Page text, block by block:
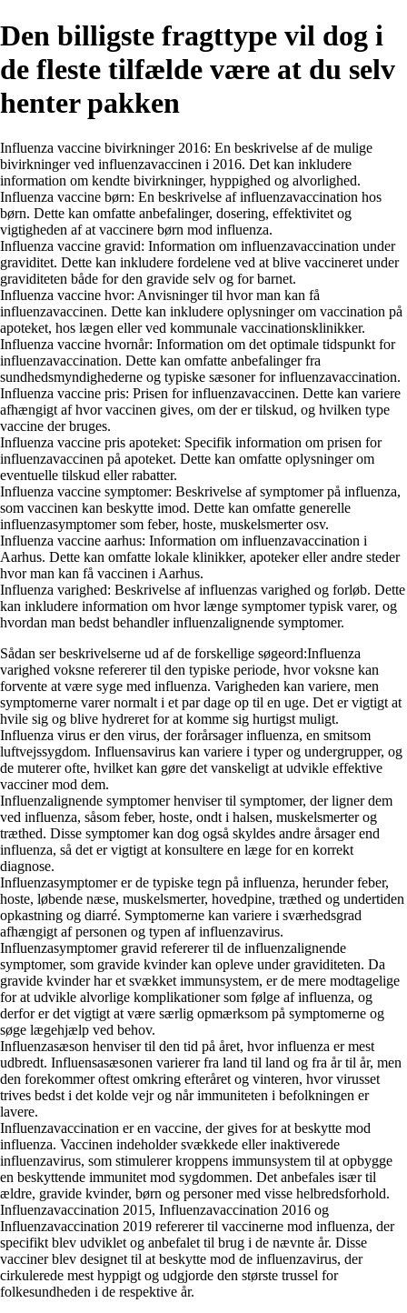
Den billigste fragttype vil dog i
de fleste tilfælde være at du selv
henter pakken
Influenza vaccine bivirkninger 2016: En beskrivelse af de mulige
bivirkninger ved influenzavaccinen i 2016. Det kan inkludere
information om kendte bivirkninger, hyppighed og alvorlighed.
Influenza vaccine børn: En beskrivelse af influenzavaccination hos
børn. Dette kan omfatte anbefalinger, dosering, effektivitet og
vigtigheden af at vaccinere børn mod influenza.
Influenza vaccine gravid: Information om influenzavaccination under
graviditet. Dette kan inkludere fordelene ved at blive vaccineret under
graviditeten både for den gravide selv og for barnet.
Influenza vaccine hvor: Anvisninger til hvor man kan få
influenzavaccinen. Dette kan inkludere oplysninger om vaccination på
apoteket, hos lægen eller ved kommunale vaccinationsklinikker.
Influenza vaccine hvornår: Information om det optimale tidspunkt for
influenzavaccination. Dette kan omfatte anbefalinger fra
sundhedsmyndighederne og typiske sæsoner for influenzavaccination.
Influenza vaccine pris: Prisen for influenzavaccinen. Dette kan variere
afhængigt af hvor vaccinen gives, om der er tilskud, og hvilken type
vaccine der bruges.
Influenza vaccine pris apoteket: Specifik information om prisen for
influenzavaccinen på apoteket. Dette kan omfatte oplysninger om
eventuelle tilskud eller rabatter.
Influenza vaccine symptomer: Beskrivelse af symptomer på influenza,
som vaccinen kan beskytte imod. Dette kan omfatte generelle
influenzasymptomer som feber, hoste, muskelsmerter osv.
Influenza vaccine aarhus: Information om influenzavaccination i
Aarhus. Dette kan omfatte lokale klinikker, apoteker eller andre steder
hvor man kan få vaccinen i Aarhus.
Influenza varighed: Beskrivelse af influenzas varighed og forløb. Dette
kan inkludere information om hvor længe symptomer typisk varer, og
hvordan man bedst behandler influenzalignende symptomer.
Sådan ser beskrivelserne ud af de forskellige søgeord:Influenza
varighed voksne refererer til den typiske periode, hvor voksne kan
forvente at være syge med influenza. Varigheden kan variere, men
symptomerne varer normalt i et par dage op til en uge. Det er vigtigt at
hvile sig og blive hydreret for at komme sig hurtigst muligt.
Influenza virus er den virus, der forårsager influenza, en smitsom
luftvejssygdom. Influensavirus kan variere i typer og undergrupper, og
de muterer ofte, hvilket kan gøre det vanskeligt at udvikle effektive
vacciner mod dem.
Influenzalignende symptomer henviser til symptomer, der ligner dem
ved influenza, såsom feber, hoste, ondt i halsen, muskelsmerter og
træthed. Disse symptomer kan dog også skyldes andre årsager end
influenza, så det er vigtigt at konsultere en læge for en korrekt
diagnose.
Influenzasymptomer er de typiske tegn på influenza, herunder feber,
hoste, løbende næse, muskelsmerter, hovedpine, træthed og undertiden
opkastning og diarré. Symptomerne kan variere i sværhedsgrad
afhængigt af personen og typen af influenzavirus.
Influenzasymptomer gravid refererer til de influenzalignende
symptomer, som gravide kvinder kan opleve under graviditeten. Da
gravide kvinder har et svækket immunsystem, er de mere modtagelige
for at udvikle alvorlige komplikationer som følge af influenza, og
derfor er det vigtigt at være særlig opmærksom på symptomerne og
søge lægehjælp ved behov.
Influenzasæson henviser til den tid på året, hvor influenza er mest
udbredt. Influensasæsonen varierer fra land til land og fra år til år, men
den forekommer oftest omkring efteråret og vinteren, hvor virusset
trives bedst i det kolde vejr og når immuniteten i befolkningen er
lavere.
Influenzavaccination er en vaccine, der gives for at beskytte mod
influenza. Vaccinen indeholder svækkede eller inaktiverede
influenzavirus, som stimulerer kroppens immunsystem til at opbygge
en beskyttende immunitet mod sygdommen. Det anbefales især til
ældre, gravide kvinder, børn og personer med visse helbredsforhold.
Influenzavaccination 2015, Influenzavaccination 2016 og
Influenzavaccination 2019 refererer til vaccinerne mod influenza, der
specifikt blev udviklet og anbefalet til brug i de nævnte år. Disse
vacciner blev designet til at beskytte mod de influenzavirus, der
cirkulerede mest hyppigt og udgjorde den største trussel for
folkesundheden i de respektive år.